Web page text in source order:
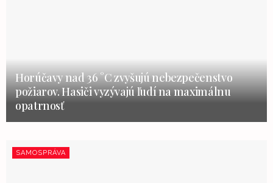
Horúčavy nad 36 °C zvyšujú nebezpečenstvo
požiarov. Hasiči vyzývajú ľudí na maximálnu
opatrnosť
SAMOSPRÁVA